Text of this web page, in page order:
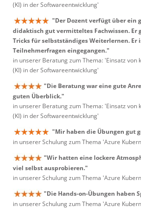
(KI) in der Softwareentwicklung'
"Der Dozent verfügt über ein
didaktisch gut vermitteltes Fachwissen. Er
Tricks für selbstständiges Weiterlernen. Er
Teilnehmerfragen eingegangen."
in unserer Beratung zum Thema: 'Einsatz von
(KI) in der Softwareentwicklung'
"Die Beratung war eine gute
guten Überblick."
in unserer Beratung zum Thema: 'Einsatz von
(KI) in der Softwareentwicklung'
"Mir haben die Übungen gut
in unserer Schulung zum Thema 'Azure
"Wir hatten eine lockere
viel selbst ausprobieren."
in unserer Schulung zum Thema 'Azure
"Die Hands-on-Übungen haben
in unserer Schulung zum Thema 'Azure